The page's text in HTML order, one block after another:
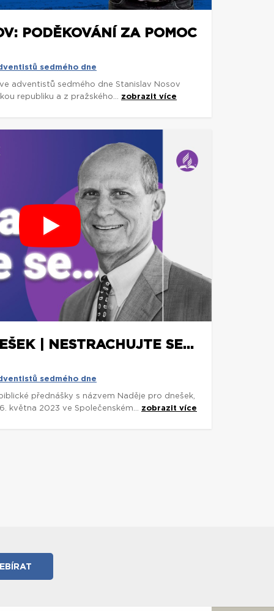
PODĚKOVÁNÍ ZA POMOC
sedmého dne
adventistů sedmého dne Stanislav Nosov
republiku a z pražského... zobrazit více
| NESTRACHUJTE SE...
sedmého dne
přednášky s názvem Naděje pro dnešek,
května 2023 ve Společenském... zobrazit více